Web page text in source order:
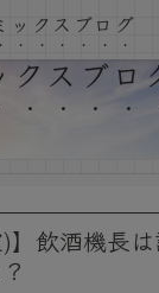
クスブロ
)】飲酒機長
ックスブログ